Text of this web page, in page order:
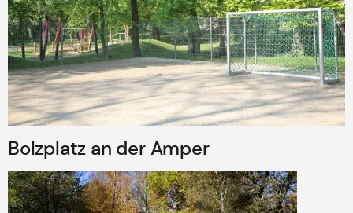
Bolzplatz an der Amper